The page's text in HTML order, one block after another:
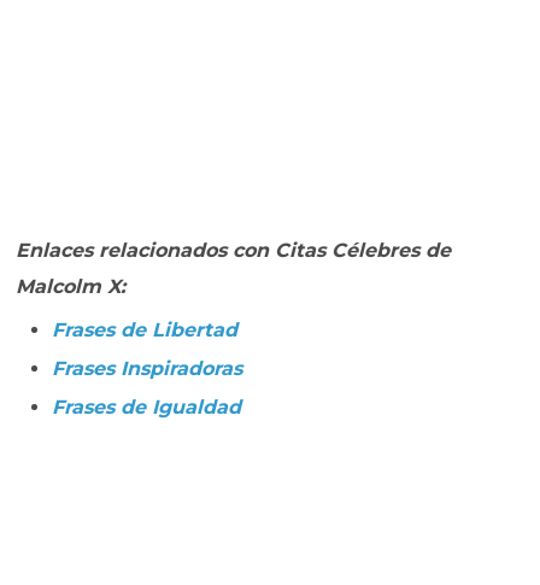
Enlaces relacionados con Citas Célebres de
Malcolm X:
Frases de Libertad
Frases Inspiradoras
Frases de Igualdad